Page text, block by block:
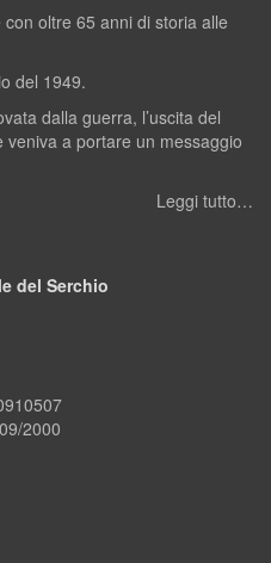
oltre 65 anni di storia alle
del 1949.
dalla guerra, l’uscita del
a portare un messaggio
Leggi tutto…
del Serchio
2000